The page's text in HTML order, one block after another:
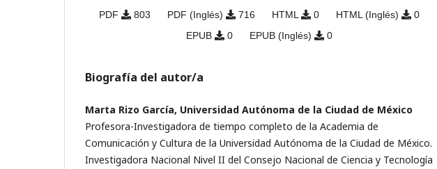
PDF 803 PDF (Inglés) 716 HTML 0 HTML (Inglés)
0
EPUB
0 EPUB (Inglés) 0
Biografía del autor/a
Marta Rizo García, Universidad Autónoma de la Ciudad de México
Profesora-Investigadora de tiempo completo de la Academia de
Comunicación y Cultura de la Universidad Autónoma de la Ciudad de México.
Investigadora Nacional Nivel II del Consejo Nacional de Ciencia y Tecnología